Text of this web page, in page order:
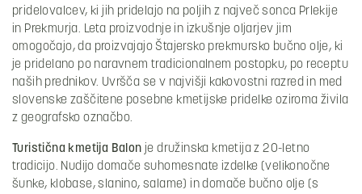
pridelovalcev, ki jih pridelajo na poljih z največ sonca Prlekije
in Prekmurja. Leta proizvodnje in izkušnje oljarjev jim
omogočajo, da proizvajajo Štajersko prekmursko bučno olje, ki
je pridelano po naravnem tradicionalnem postopku, po receptu
naših prednikov. Uvršča se v najvišji kakovostni razred in med
slovenske zaščitene posebne kmetijske pridelke oziroma živila
z geografsko označbo.
Turistična kmetija Balon je družinska kmetija z 20-letno
tradicijo. Nudijo domače suhomesnate izdelke (velikonočne
šunke, klobase, slanino, salame) in domače bučno olje (s